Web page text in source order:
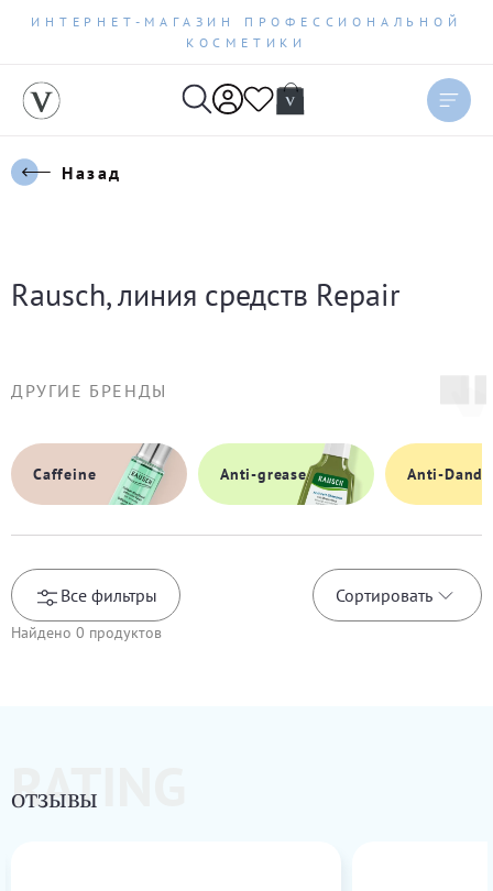
ИНТЕРНЕТ-МАГАЗИН ПРОФЕССИОНАЛЬНОЙ
КОСМЕТИКИ
Назад
Rausch, линия средств Repair
ДРУГИЕ БРЕНДЫ
Caffeine Anti-grease Anti-
Все фильтры Сортировать
Новинки
Найдено 0 продуктов
RATING
ОТЗЫВЫ